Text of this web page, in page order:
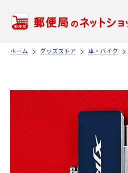
ホーム グッズストア 車・バイク